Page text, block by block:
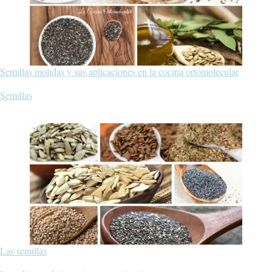
Semillas molidas y sus aplicaciones en la cocina ortomolecular
Respecto a
Semillas
Las semillas